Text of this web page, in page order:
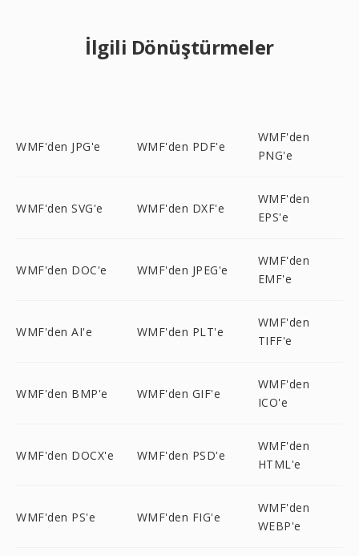
İlgili Dönüştürmeler
WMF'den JPG'e WMF'den PDF'e
WMF'den
PNG'e
WMF'den SVG'e WMF'den DXF'e
WMF'den
EPS'e
WMF'den DOC'e WMF'den JPEG'e
WMF'den
EMF'e
WMF'den AI'e WMF'den PLT'e
WMF'den
TIFF'e
WMF'den BMP'e WMF'den GIF'e
WMF'den
ICO'e
WMF'den DOCX'e WMF'den PSD'e
WMF'den
HTML'e
WMF'den PS'e WMF'den FIG'e
WMF'den
WEBP'e